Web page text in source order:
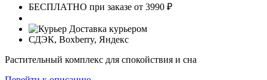
БЕСПЛАТНО при заказе от 3990 ₽
Доставка курьером
СДЭК, Boxberry, Яндекс
Растительный комплекс для спокойствия и сна